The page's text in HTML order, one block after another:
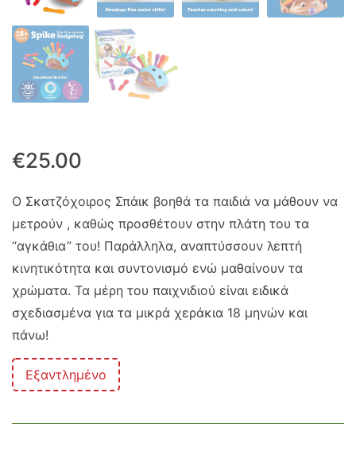
€25.00
Ο Σκατζόχοιρος Σπάικ βοηθά τα παιδιά να μάθουν να
μετρούν , καθώς προσθέτουν στην πλάτη του τα
“αγκάθια” του! Παράλληλα, αναπτύσσουν λεπτή
κινητικότητα και συντονισμό ενώ μαθαίνουν τα
χρώματα. Τα μέρη του παιχνιδιού είναι ειδικά
σχεδιασμένα για τα μικρά χεράκια 18 μηνών και
πάνω!
Εξαντλημένο